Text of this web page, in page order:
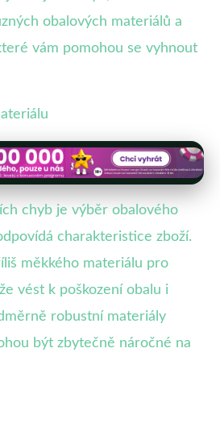
obalových materiálů a
vám pomohou se vyhnout
chyb je výběr obalového
charakteristice zboží.
měkkého materiálu pro
vést k poškození obalu i
robustní materiály
být zbytečně náročné na